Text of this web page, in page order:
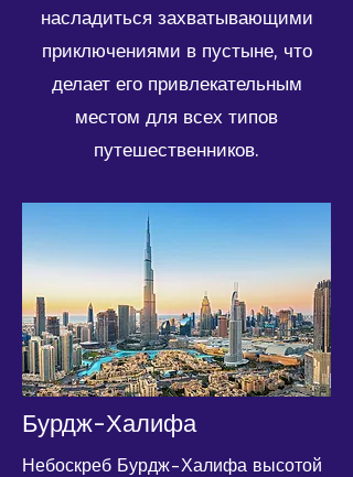
насладиться захватывающими
приключениями в пустыне, что
делает его привлекательным
местом для всех типов
путешественников.
Бурдж-Халифа
Небоскреб Бурдж-Халифа высотой